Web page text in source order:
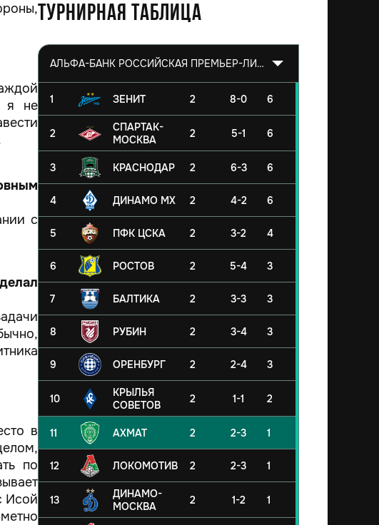
Турнирная таблица
АЛЬФА-БАНК РОССИЙСКАЯ ПРЕМЬЕР-ЛИГА 2026/2027
1 ЗЕНИТ 2 8-0 6
2
СПАРТАК-
МОСКВА
2 5-1 6
3 КРАСНОДАР 2 6-3 6
4 ДИНАМО МХ 2 4-2 6
5 ПФК ЦСКА 2 3-2 4
6 РОСТОВ 2 5-4 3
7 БАЛТИКА 2 3-3 3
8 РУБИН 2 3-4 3
9 ОРЕНБУРГ 2 2-4 3
10
КРЫЛЬЯ
СОВЕТОВ
2 1-1 2
11 АХМАТ 2 2-3 1
12 ЛОКОМОТИВ 2 2-3 1
13
ДИНАМО-
МОСКВА
2 1-2 1
я не
с
в
по
Исой